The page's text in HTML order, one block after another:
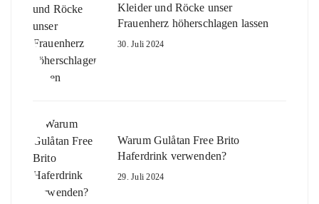
Kleider und Röcke unser
Frauenherz höherschlagen lassen
30. Juli 2024
Warum Gulåtan Free Brito
Haferdrink verwenden?
29. Juli 2024